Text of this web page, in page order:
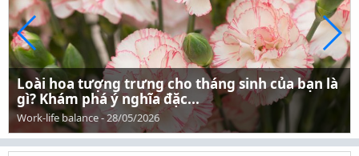
Loài hoa tượng trưng cho tháng sinh của bạn là
gì? Khám phá ý nghĩa đặc...
Work-life balance-28/05/2026